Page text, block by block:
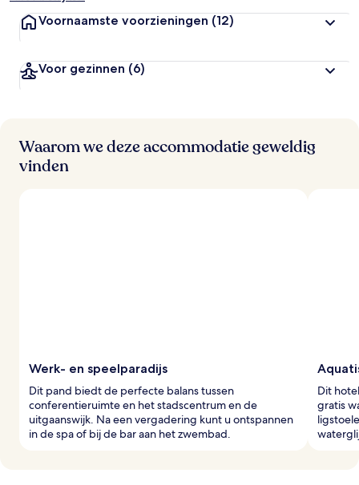
Voornaamste voorzieningen (12)
Voor gezinnen (6)
Waarom we deze accommodatie geweldig
vinden
Werk- en speelparadijs
Dit pand biedt de perfecte balans tussen
conferentieruimte en het stadscentrum en de
uitgaanswijk. Na een vergadering kunt u ontspannen
in de spa of bij de bar aan het zwembad.
Dit
gratis